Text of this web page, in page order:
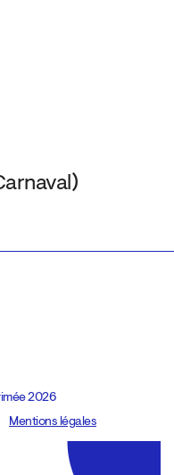
2026
Mentions légales